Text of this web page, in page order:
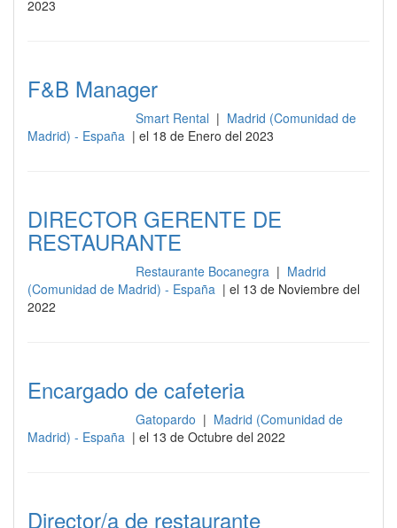
2023
F&B Manager
Smart Rental | Madrid (Comunidad de
Madrid) - España | el 18 de Enero del 2023
DIRECTOR GERENTE DE
RESTAURANTE
Restaurante Bocanegra | Madrid
(Comunidad de Madrid) - España | el 13 de Noviembre del
2022
Encargado de cafeteria
Gatopardo | Madrid (Comunidad de
Madrid) - España | el 13 de Octubre del 2022
Director/a de restaurante